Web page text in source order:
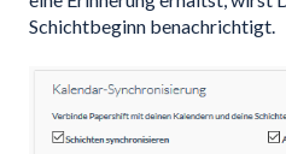
Schichtbeginn benachrichtigt.